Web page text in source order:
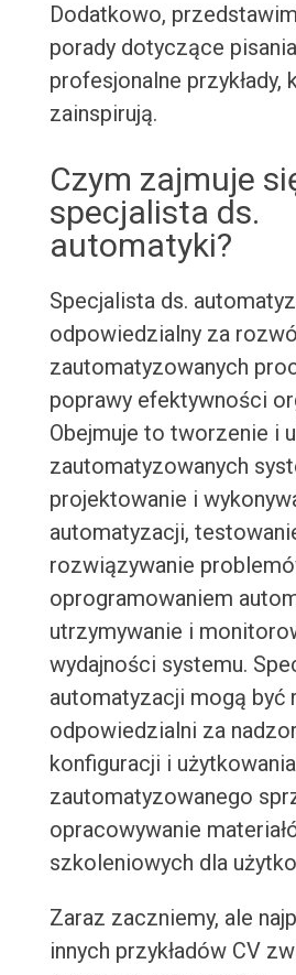
Dodatkowo,
porady dotyczące
profesjonalne przykłady,
zainspirują.
Czym zajmuje
specjalista ds.
automatyki?
Specjalista ds.
odpowiedzialny za
zautomatyzowanych
poprawy efektywności
Obejmuje to tworzenie i
zautomatyzowanych
projektowanie i
automatyzacji,
rozwiązywanie
oprogramowaniem
utrzymywanie i
wydajności systemu.
automatyzacji mogą być
odpowiedzialni za
konfiguracji i użytkowania
zautomatyzowanego
opracowywanie
szkoleniowych dla
Zaraz zaczniemy, ale
innych przykładów CV